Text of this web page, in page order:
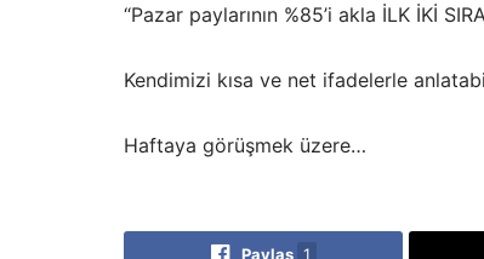
“Pazar paylarının %85’i akla İLK İKİ
Kendimizi kısa ve net ifadelerle
Haftaya görüşmek üzere…
Paylaş 1